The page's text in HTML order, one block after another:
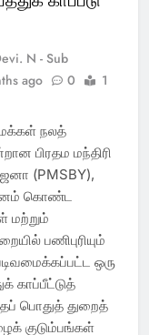
N - Sub
ago 0
1
நலத்
பிரதம மந்திரி
(PMSBY),
கொண்ட
மற்றும்
பணிபுரியும்
ஒரு
காப்பீட்டுத்
பொதுத் துறைத்
குடும்பங்கள்